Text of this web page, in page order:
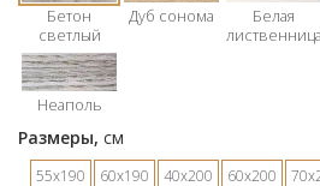
Бетон
светлый
Дуб сонома
Белая
лиственница
Неаполь
Размеры, см
55х190 60х190 40х200 60х200